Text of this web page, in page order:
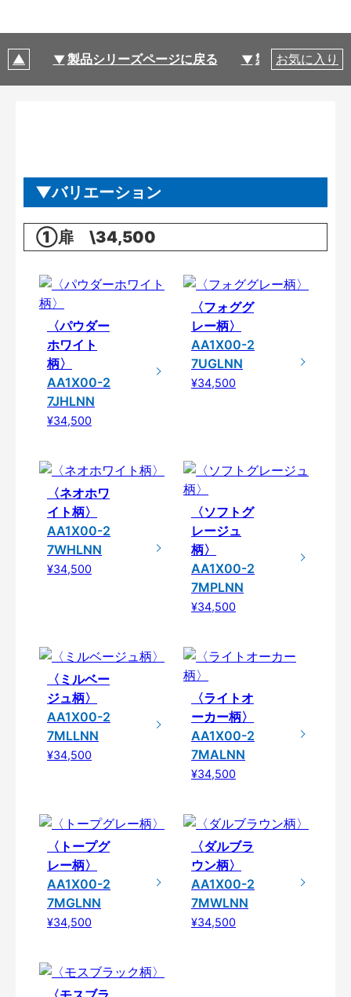
製品シリーズページに戻る 製品仕様
お気に入り
バリエーション
①扉 \34,500
〈パウダー
ホワイト
柄〉
AA1X00-2
7JHLNN
¥34,500
〈フォググ
レー柄〉
AA1X00-2
7UGLNN
¥34,500
〈ネオホワ
イト柄〉
AA1X00-2
7WHLNN
¥34,500
〈ソフトグ
レージュ
柄〉
AA1X00-2
7MPLNN
¥34,500
〈ミルベー
ジュ柄〉
AA1X00-2
7MLLNN
¥34,500
〈ライトオ
ーカー柄〉
AA1X00-2
7MALNN
¥34,500
〈トープグ
レー柄〉
AA1X00-2
7MGLNN
¥34,500
〈ダルブラ
ウン柄〉
AA1X00-2
7MWLNN
¥34,500